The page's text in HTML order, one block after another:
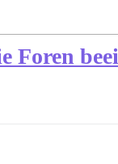
Foren